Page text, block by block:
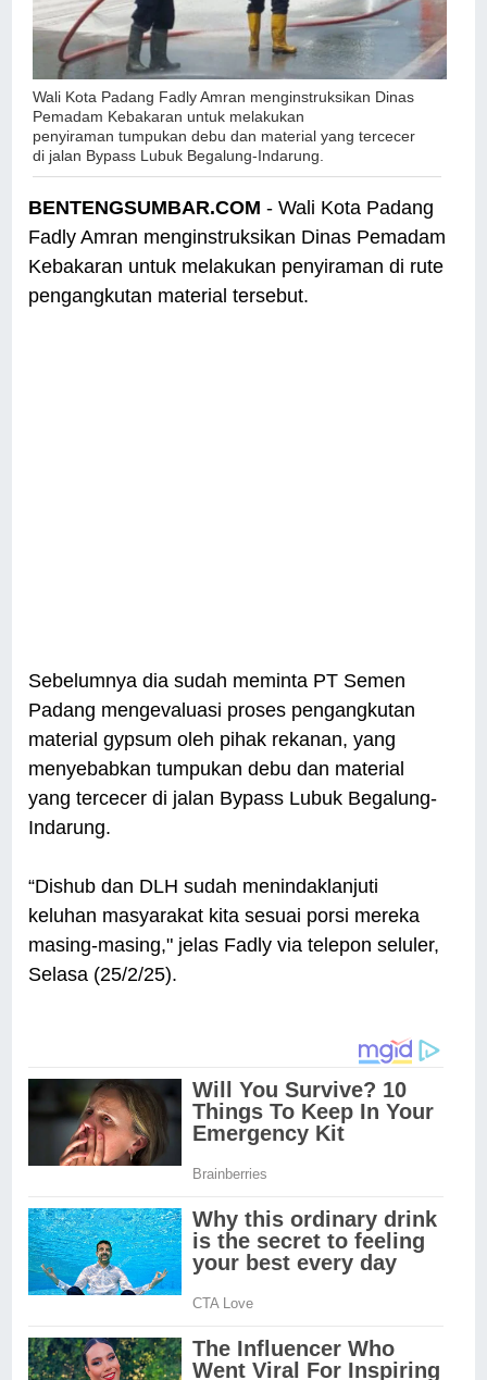
Wali Kota Padang Fadly Amran menginstruksikan Dinas
Pemadam Kebakaran untuk melakukan
penyiramantumpukan debu dan material yang tercecer
di jalan Bypass Lubuk Begalung-Indarung.
BENTENGSUMBAR.COM - Wali Kota Padang
Fadly Amran menginstruksikan Dinas Pemadam
Kebakaran untuk melakukan penyiraman di rute
pengangkutan material tersebut.
Sebelumnya dia sudah meminta PT Semen
Padang mengevaluasi proses pengangkutan
material gypsum oleh pihak rekanan, yang
menyebabkan tumpukan debu dan material
yang tercecer di jalan Bypass Lubuk Begalung-
Indarung.
“Dishub dan DLH sudah menindaklanjuti
keluhan masyarakat kita sesuai porsi mereka
masing-masing," jelas Fadly via telepon seluler,
Selasa (25/2/25).